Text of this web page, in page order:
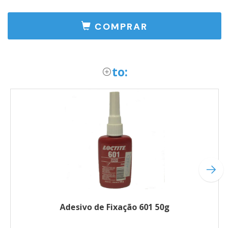
COMPRAR
to:
Adesivo de Fixação 601 50g